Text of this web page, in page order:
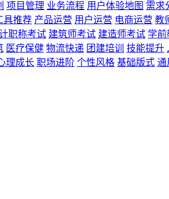
项目管理 业务流程 用户体验地图 需求
具推荐 产品运营 用户运营 电商运营 教
职称考试 建筑师考试 建造师考试 学前
医疗保健 物流快递 团建培训 技能提升
理成长 职场进阶 个性风格 基础版式 通